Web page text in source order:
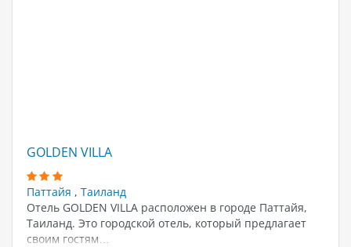
GOLDEN VILLA
Паттайя , Таиланд
Отель GOLDEN VILLA расположен в городе Паттайя,
Таиланд. Это городской отель, который предлагает
своим гостям…